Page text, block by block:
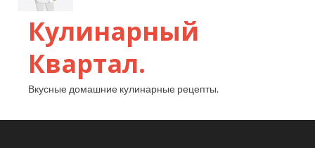
Кулинарный
Квартал.
Вкусные домашние кулинарные рецепты.